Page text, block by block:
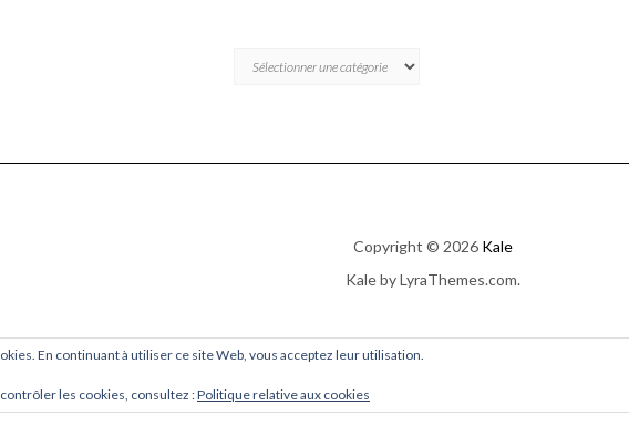
Copyright © 2026 Kale
Kaleby LyraThemes.com.
En continuant à utiliser ce site Web, vous acceptez leur utilisation.
les cookies, consultez :Politique relative aux cookies